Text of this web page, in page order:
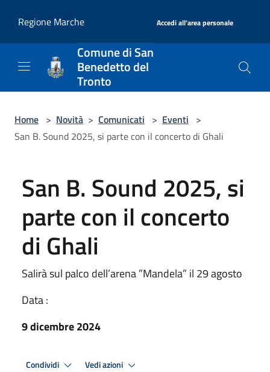
Regione Marche
Accedi all'area personale
Comune di San
Benedetto del
Tronto
Home > Novità > Comunicati > Eventi >
San B. Sound 2025, si parte con il concerto di Ghali
San B. Sound 2025, si
parte con il concerto
di Ghali
Salirà sul palco dell’arena ”Mandela” il 29 agosto
Data :
9 dicembre 2024
Condividi Vedi azioni